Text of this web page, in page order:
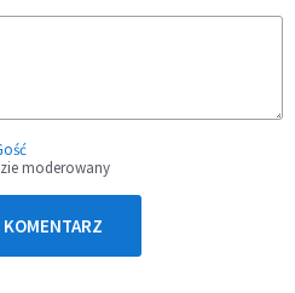
moderowany